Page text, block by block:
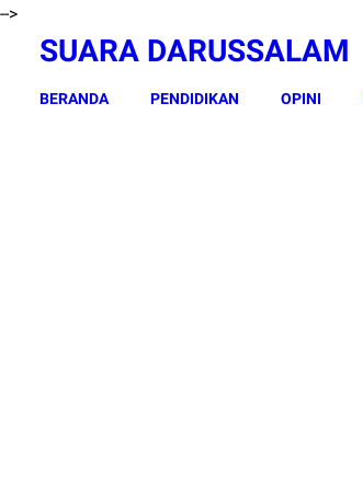
-->
SUARA DARUSSALAM
BERANDA PENDIDIKAN OPINI